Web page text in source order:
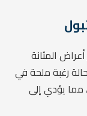
المثانة
رغبة ملحة في
مما يؤدي إلى